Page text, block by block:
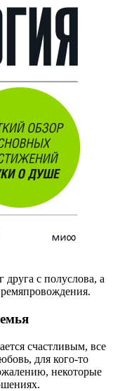
с полуслова, а
счастливым, все
для кого-то
некоторые